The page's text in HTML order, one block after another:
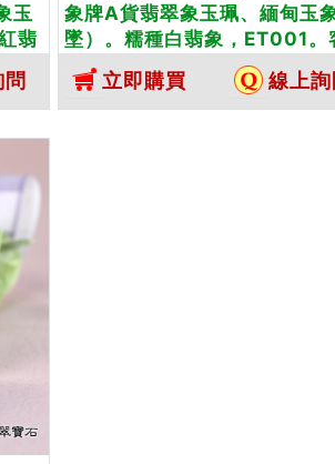
玉
翡
訂
附
象牌A貨翡翠象玉珮、緬甸玉
墜）。糯種白翡象，ET001。
化訂做各種翡翠象吊墜玉珮項
★附A貨翡翠雙證書
立即購買 線上詢